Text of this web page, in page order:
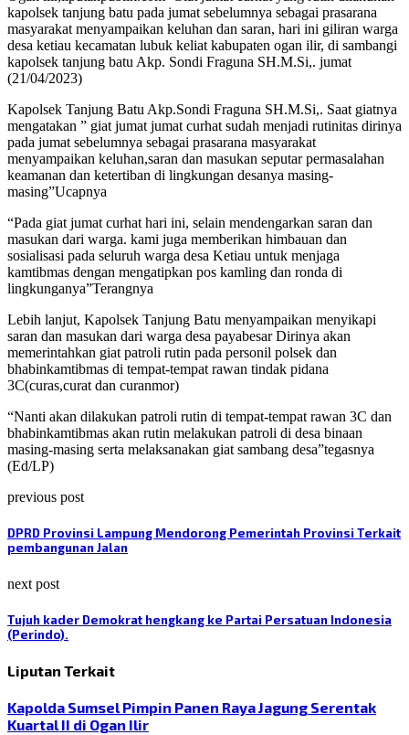
kapolsek tanjung batu pada jumat sebelumnya sebagai prasarana
masyarakat menyampaikan keluhan dan saran, hari ini giliran warga
desa ketiau kecamatan lubuk keliat kabupaten ogan ilir, di sambangi
kapolsek tanjung batu Akp. Sondi Fraguna SH.M.Si,. jumat
(21/04/2023)
Kapolsek Tanjung Batu Akp.Sondi Fraguna SH.M.Si,. Saat giatnya
mengatakan ” giat jumat jumat curhat sudah menjadi rutinitas dirinya
pada jumat sebelumnya sebagai prasarana masyarakat
menyampaikan keluhan,saran dan masukan seputar permasalahan
keamanan dan ketertiban di lingkungan desanya masing-
masing”Ucapnya
“Pada giat jumat curhat hari ini, selain mendengarkan saran dan
masukan dari warga. kami juga memberikan himbauan dan
sosialisasi pada seluruh warga desa Ketiau untuk menjaga
kamtibmas dengan mengatipkan pos kamling dan ronda di
lingkunganya”Terangnya
Lebih lanjut, Kapolsek Tanjung Batu menyampaikan menyikapi
saran dan masukan dari warga desa payabesar Dirinya akan
memerintahkan giat patroli rutin pada personil polsek dan
bhabinkamtibmas di tempat-tempat rawan tindak pidana
3C(curas,curat dan curanmor)
“Nanti akan dilakukan patroli rutin di tempat-tempat rawan 3C dan
bhabinkamtibmas akan rutin melakukan patroli di desa binaan
masing-masing serta melaksanakan giat sambang desa”tegasnya
(Ed/LP)
previous post
DPRD Provinsi Lampung Mendorong Pemerintah Provinsi Terkait
pembangunan Jalan
next post
Tujuh kader Demokrat hengkang ke Partai Persatuan Indonesia
(Perindo).
Liputan Terkait
Kapolda Sumsel Pimpin Panen Raya Jagung Serentak
Kuartal II di Ogan Ilir